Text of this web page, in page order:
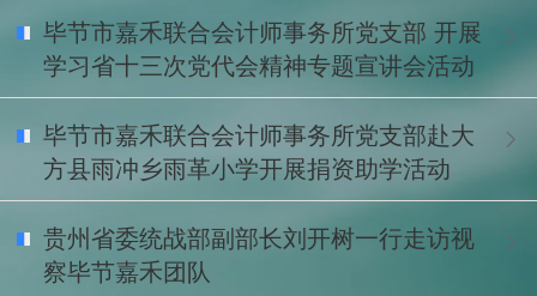
毕节市嘉禾联合会计师事务所党支部 开展
学习省十三次党代会精神专题宣讲会活动
毕节市嘉禾联合会计师事务所党支部赴大
方县雨冲乡雨革小学开展捐资助学活动
贵州省委统战部副部长刘开树一行走访视
察毕节嘉禾团队